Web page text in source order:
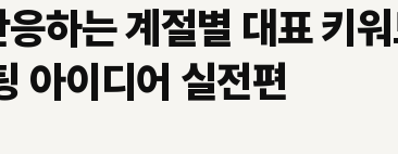
하는 계절별 대표 키
아이디어 실전편